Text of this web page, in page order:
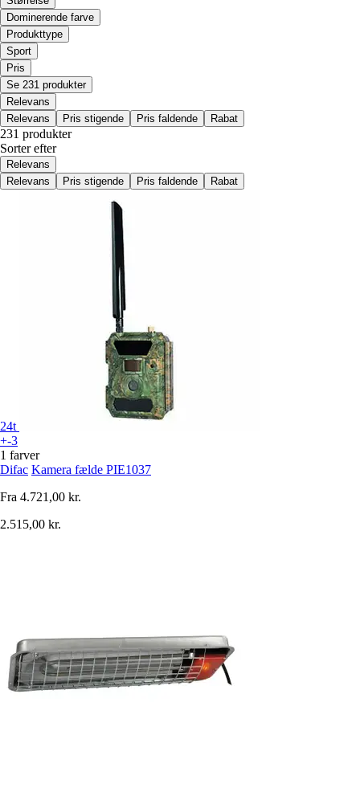
Dominerende farve
Produkttype
Sport
Pris
Se 231 produkter
Relevans
Relevans
Pris stigende Pris faldende Rabat
231 produkter
Sorter efter
Relevans
Relevans
Pris stigende Pris faldende Rabat
24t
+-3
1 farver
Difac Kamera fælde PIE1037
Fra 4.721,00 kr.
2.515,00 kr.